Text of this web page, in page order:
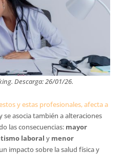
Descarga: 26/01/26.
y estas profesionales, afecta a
se asocia también a alteraciones
las consecuencias: mayor
laboral y menor
impacto sobre la salud física y